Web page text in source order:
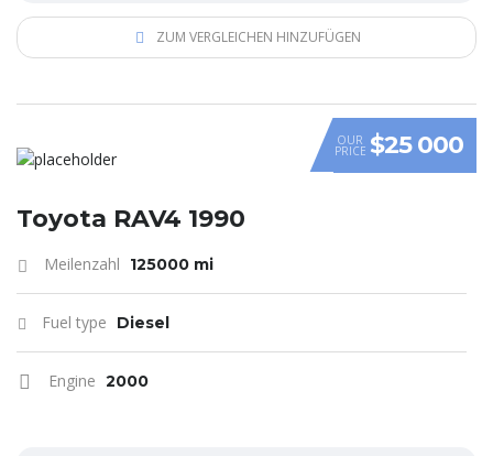
ZUM VERGLEICHEN HINZUFÜGEN
OUR
PRICE $25 000
Toyota RAV4 1990
Meilenzahl 125000 mi
Fuel type Diesel
Engine 2000